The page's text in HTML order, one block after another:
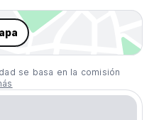
se basa en la comisión